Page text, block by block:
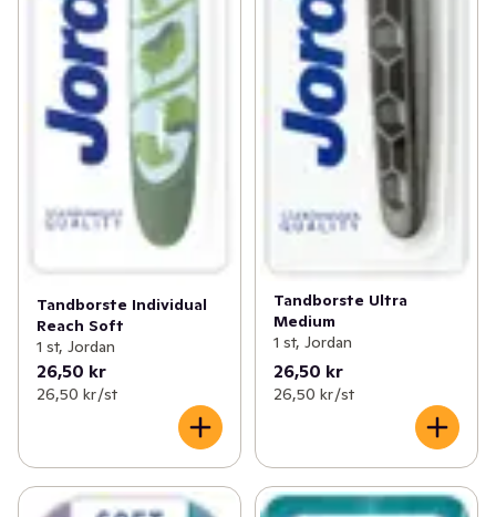
Tandborste Individual
Reach Soft
1 st, Jordan
26,50 kr
26,50 kr /st
Tandborste Ultra
Medium
1 st, Jordan
26,50 kr
26,50 kr /st